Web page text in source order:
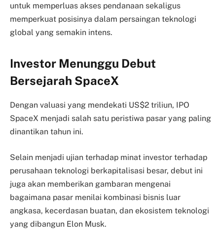
untuk memperluas akses pendanaan sekaligus
memperkuat posisinya dalam persaingan teknologi
global yang semakin intens.
Investor Menunggu Debut
Bersejarah SpaceX
Dengan valuasi yang mendekati US$2 triliun, IPO
SpaceX menjadi salah satu peristiwa pasar yang paling
dinantikan tahun ini.
Selain menjadi ujian terhadap minat investor terhadap
perusahaan teknologi berkapitalisasi besar, debut ini
juga akan memberikan gambaran mengenai
bagaimana pasar menilai kombinasi bisnis luar
angkasa, kecerdasan buatan, dan ekosistem teknologi
yang dibangun Elon Musk.